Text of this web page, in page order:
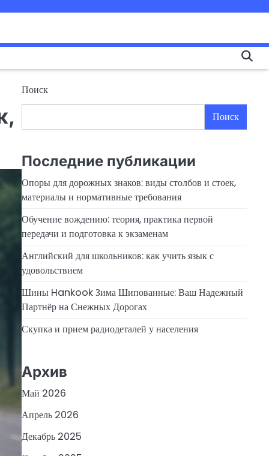
Поиск
Поиск
Последние публикации
Опоры для дорожных знаков: виды столбов и стоек,
материалы и нормативные требования
Обучение вождению: теория, практика первой
передачи и подготовка к экзаменам
Английский для школьников: как учить язык с
удовольствием
Шины Hankook Зима Шипованные: Ваш Надежный
Партнёр на Снежных Дорогах
Скупка и прием радиодеталей у населения
Архив
Май 2026
Апрель 2026
Декабрь 2025